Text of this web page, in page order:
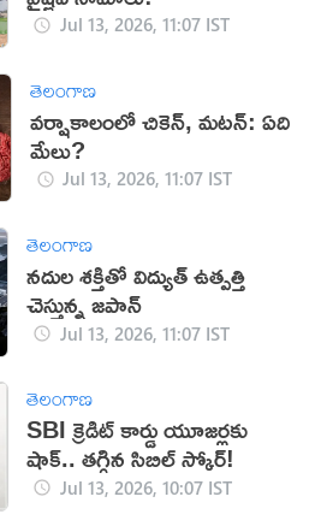
Jul 13, 2026, 11:07 IST
తెలంగాణ
వర్షాకాలంలో చికెన్, మటన్: ఏది
మేలు?
Jul 13, 2026, 11:07 IST
తెలంగాణ
నదుల శక్తితో విద్యుత్ ఉత్పత్తి
చెస్తున్న జపాన్
Jul 13, 2026, 11:07 IST
తెలంగాణ
SBI క్రెడిట్ కార్డు యూజర్లకు
షాక్.. తగ్గిన సిబిల్ స్కోర్!
Jul 13, 2026, 10:07 IST